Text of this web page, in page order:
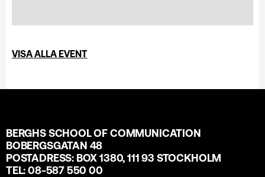
VISA ALLA EVENT
BERGHS SCHOOL OF COMMUNICATION
BOBERGSGATAN 48
POSTADRESS: BOX 1380, 111 93 STOCKHOLM
TEL: 08-587 550 00